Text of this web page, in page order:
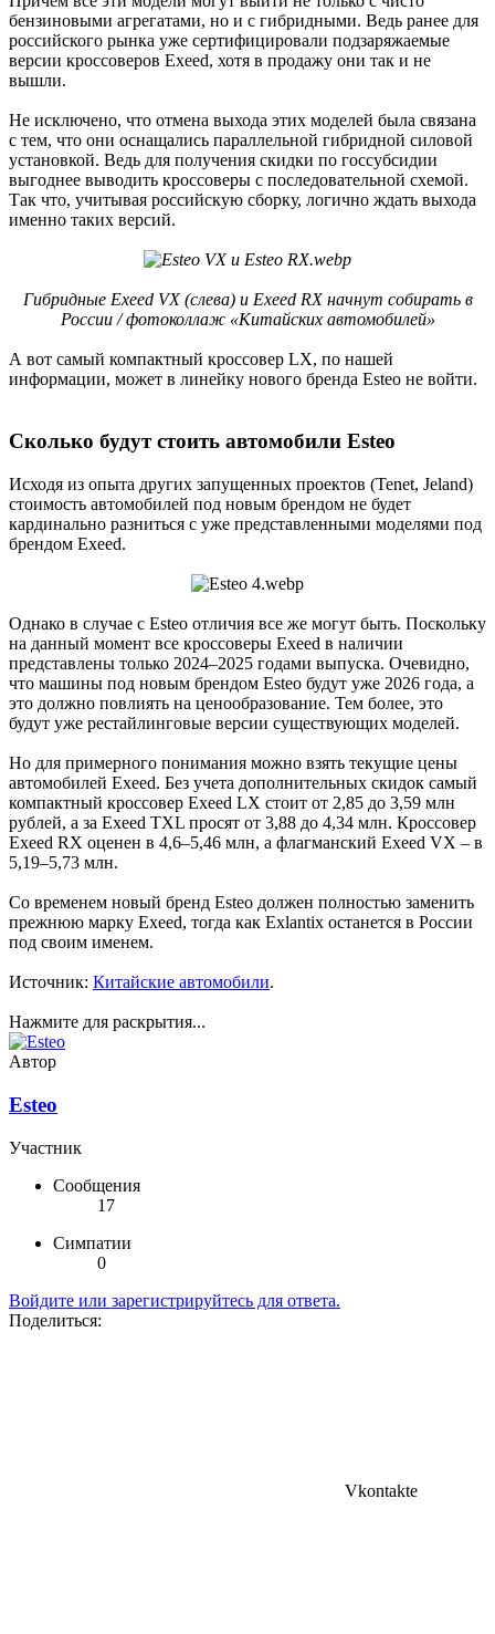
бензиновыми агрегатами, но и с гибридными. Ведь ранее для
российского рынка уже сертифицировали подзаряжаемые
версии кроссоверов Exeed, хотя в продажу они так и не
вышли.
Не исключено, что отмена выхода этих моделей была связана
с тем, что они оснащались параллельной гибридной силовой
установкой. Ведь для получения скидки по госсубсидии
выгоднее выводить кроссоверы с последовательной схемой.
Так что, учитывая российскую сборку, логично ждать выхода
именно таких версий.
Гибридные Exeed VX (слева) и Exeed RX начнут собирать в
России / фотоколлаж «Китайских автомобилей»
А вот самый компактный кроссовер LX, по нашей
информации, может в линейку нового бренда Esteo не войти.
Сколько будут стоить автомобили Esteo​
Исходя из опыта других запущенных проектов (Tenet, Jeland)
стоимость автомобилей под новым брендом не будет
кардинально разниться с уже представленными моделями под
брендом Exeed.
Однако в случае с Esteo отличия все же могут быть. Поскольку
на данный момент все кроссоверы Exeed в наличии
представлены только 2024–2025 годами выпуска. Очевидно,
что машины под новым брендом Esteo будут уже 2026 года, а
это должно повлиять на ценообразование. Тем более, это
будут уже рестайлинговые версии существующих моделей.
Но для примерного понимания можно взять текущие цены
автомобилей Exeed. Без учета дополнительных скидок самый
компактный кроссовер Exeed LX стоит от 2,85 до 3,59 млн
рублей, а за Exeed TXL просят от 3,88 до 4,34 млн. Кроссовер
Exeed RX оценен в 4,6–5,46 млн, а флагманский Exeed VX – в
5,19–5,73 млн.
Со временем новый бренд Esteo должен полностью заменить
прежнюю марку Exeed, тогда как Exlantix останется в России
под своим именем.
Источник: Китайские автомобили.
Нажмите для раскрытия...
Автор
Esteo
Участник
Сообщения
17
Симпатии
0
Войдите или зарегистрируйтесь для ответа.
Поделиться:
Vkontakte